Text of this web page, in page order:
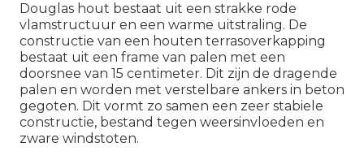
Douglas hout bestaat uit een strakke rode
vlamstructuur en een warme uitstraling. De
constructie van een houten terrasoverkapping
bestaat uit een frame van palen met een
doorsnee van 15 centimeter. Dit zijn de dragende
palen en worden met verstelbare ankers in beton
gegoten. Dit vormt zo samen een zeer stabiele
constructie, bestand tegen weersinvloeden en
zware windstoten.